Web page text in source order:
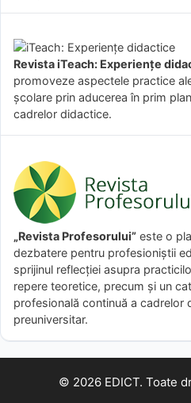
Revista iTeach: Experienţe
promoveze aspectele practice
şcolare prin aducerea în prim
cadrelor didactice.
„Revista Profesorului” este o
dezbatere pentru profesioniștii
sprijinul reflecției asupra
repere teoretice, precum și un
profesională continuă a cadrelor
preuniversitar.
© 2026 EDICT. Toate